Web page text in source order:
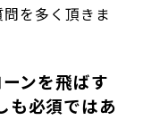
を多く頂きま
ーンを飛ばす
も必須ではあ